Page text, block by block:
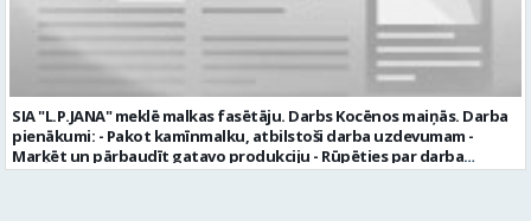
daļā darba dienās no plkst. 13:00 līdz 16:00. 2 nedēļu laikā pēc
konkursa termiņa beigām sazināsimies ar pretendentiem, kuri tiks
aicināti uz tikšanos klātienē. Informācijai: 29231565 * Iesniegtos
personas datus SIA “VTU VALMIERA” izmantos, lai konkursa kārtībā
noteiktu vakancei atbilstošāko kandidātu. Ja kandidāts vēlas, lai
viņa personas dati tiktu saglabāti SIA “VTU VALMIERA” iekšējā datu
bāzē ar mērķi tos apstrādāt citos SIA “VTU VALMIERA” personāla
atlases konkursos, tad pieteikumā vakancei lūdzam kandidātam
SIA "L.P.JANA" meklē malkas fasētāju. Darbs Kocēnos maiņās. Darba
pienākumi: - Pakot kamīnmalku, atbilstoši darba uzdevumam -
Marķēt un pārbaudīt gatavo produkciju - Rūpēties par darba
kvalitāti un kārtību darba vietā Prasības kandidātiem: - Laba fiziskā